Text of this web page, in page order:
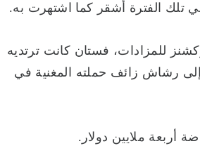
تلك الفترة أشقر كما اشتهرت به.
للمزادات، فستان كانت ترتديه
فيغارو بسعر 31250 دولارا بالإضافة إلى رشاش زائف حملته المغنية في
أربعة ملايين دولار.